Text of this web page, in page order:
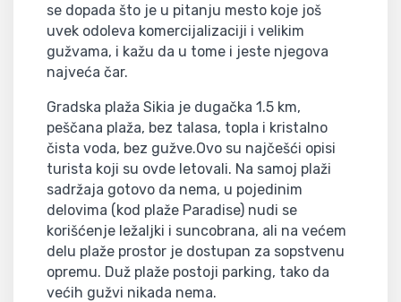
se dopada što je u pitanju mesto koje još
uvek odoleva komercijalizaciji i velikim
gužvama, i kažu da u tome i jeste njegova
najveća čar.
Gradska plaža Sikia je dugačka 1.5 km,
peščana plaža, bez talasa, topla i kristalno
čista voda, bez gužve.Ovo su najčešći opisi
turista koji su ovde letovali. Na samoj plaži
sadržaja gotovo da nema, u pojedinim
delovima (kod plaže Paradise) nudi se
korišćenje ležaljki i suncobrana, ali na većem
delu plaže prostor je dostupan za sopstvenu
opremu. Duž plaže postoji parking, tako da
većih gužvi nikada nema.